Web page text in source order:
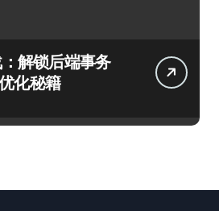
解锁后端事务
化秘籍